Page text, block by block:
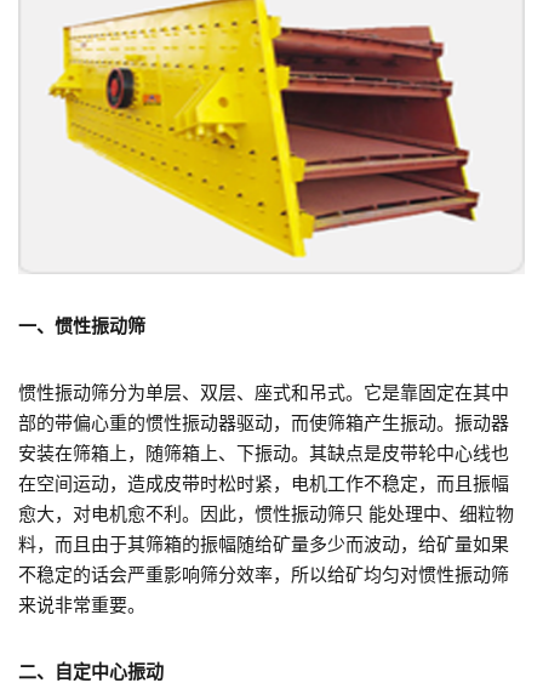
一、惯性振动筛
惯性振动筛分为单层、双层、座式和吊式。它是靠固定在其中
部的带偏心重的惯性振动器驱动，而使筛箱产生振动。振动器
安装在筛箱上，随筛箱上、下振动。其缺点是皮带轮中心线也
在空间运动，造成皮带时松时紧，电机工作不稳定，而且振幅
愈大，对电机愈不利。因此，惯性振动筛只 能处理中、细粒物
料，而且由于其筛箱的振幅随给矿量多少而波动，给矿量如果
不稳定的话会严重影响筛分效率，所以给矿均匀对惯性振动筛
来说非常重要。
二、自定中心振动